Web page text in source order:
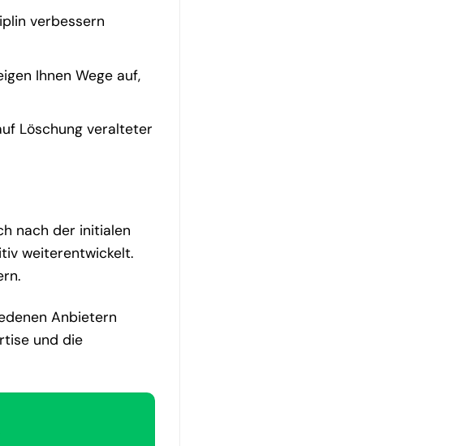
verbessern
Ihnen Wege auf,
Löschung veralteter
nach der initialen
weiterentwickelt.
Anbietern
und die